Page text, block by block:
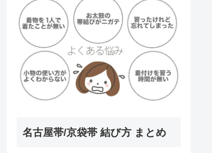
名古屋帯/京袋帯 結び方 まとめ